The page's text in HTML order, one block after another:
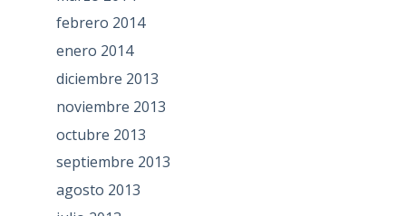
febrero 2014
enero 2014
diciembre 2013
noviembre 2013
octubre 2013
septiembre 2013
agosto 2013